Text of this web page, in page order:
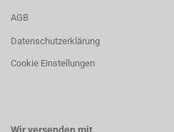
AGB
Datenschutzerklärung
Cookie Einstellungen